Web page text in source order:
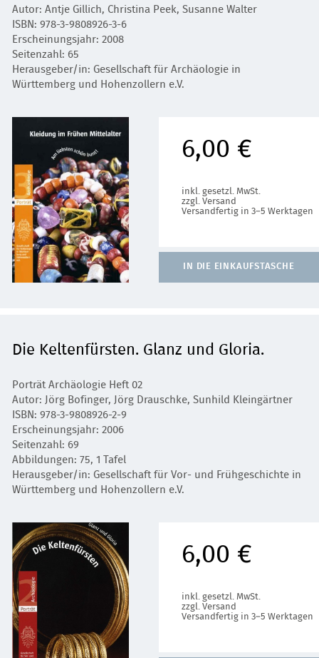
Autor: Antje Gillich, Christina Peek, Susanne Walter
ISBN: 978-3-9808926-3-6
Erscheinungsjahr: 2008
Seitenzahl: 65
Herausgeber/in: Gesellschaft für Archäologie in
Württemberg und Hohenzollern e.V.
6,00 €
inkl. gesetzl. MwSt.
zzgl. Versand
Versandfertig in 3–5 Werktagen
IN DIE EINKAUFSTASCHE
Die Keltenfürsten. Glanz und Gloria.
Porträt Archäologie Heft 02
Autor: Jörg Bofinger, Jörg Drauschke, Sunhild Kleingärtner
ISBN: 978-3-9808926-2-9
Erscheinungsjahr: 2006
Seitenzahl: 69
Abbildungen: 75, 1 Tafel
Herausgeber/in: Gesellschaft für Vor- und Frühgeschichte in
Württemberg und Hohenzollern e.V.
6,00 €
inkl. gesetzl. MwSt.
zzgl. Versand
Versandfertig in 3–5 Werktagen